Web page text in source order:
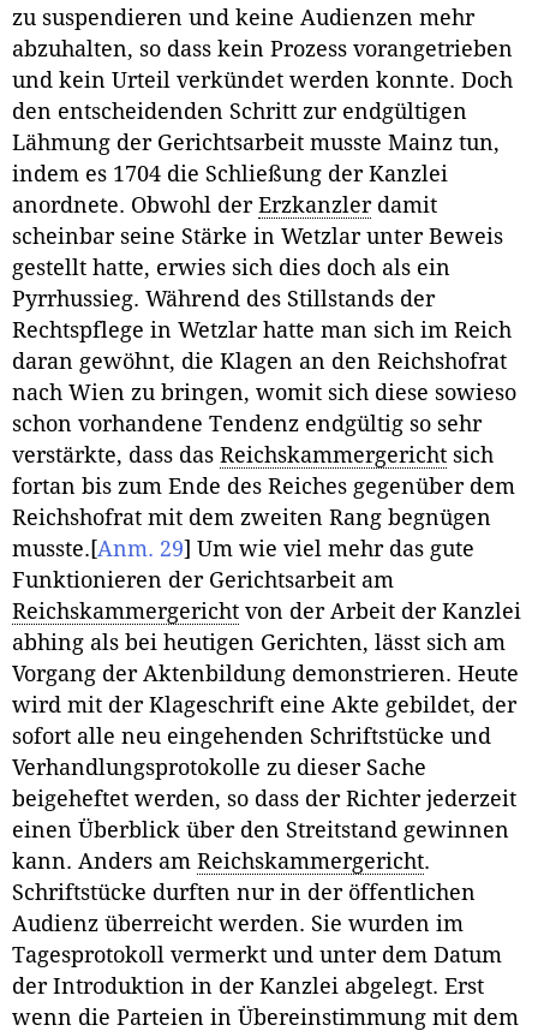
zu suspendieren und keine Audienzen mehr
abzuhalten, so dass kein Prozess vorangetrieben
und kein Urteil verkündet werden konnte. Doch
den entscheidenden Schritt zur endgültigen
Lähmung der Gerichtsarbeit musste Mainz tun,
indem es 1704 die Schließung der Kanzlei
anordnete. Obwohl der Erzkanzlerdamit
scheinbar seine Stärke in Wetzlar unter Beweis
gestellt hatte, erwies sich dies doch als ein
Pyrrhussieg. Während des Stillstands der
Rechtspflege in Wetzlar hatte man sich im Reich
daran gewöhnt, die Klagen an den Reichshofrat
nach Wien zu bringen, womit sich diese sowieso
schon vorhandene Tendenz endgültig so sehr
verstärkte, dass das Reichskammergericht sich
fortan bis zum Ende des Reiches gegenüber dem
Reichshofrat mit dem zweiten Rang begnügen
musste. [Anm. 29] Um wie viel mehr das gute
Funktionieren der Gerichtsarbeit am
Reichskammergericht von der Arbeit der Kanzlei
abhing als bei heutigen Gerichten, lässt sich am
Vorgang der Aktenbildung demonstrieren. Heute
wird mit der Klageschrift eine Akte gebildet, der
sofort alle neu eingehenden Schriftstücke und
Verhandlungsprotokolle zu dieser Sache
beigeheftet werden, so dass der Richter jederzeit
einen Überblick über den Streitstand gewinnen
kann. Anders am Reichskammergericht.
Schriftstücke durften nur in der öffentlichen
Audienz überreicht werden. Sie wurden im
Tagesprotokoll vermerkt und unter dem Datum
der Introduktion in der Kanzlei abgelegt. Erst
wenn die Parteien in Übereinstimmung mit dem